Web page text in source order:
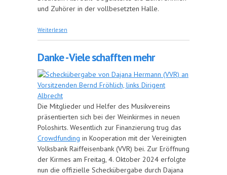
und Zuhörer in der vollbesetzten Halle.
Weiterlesen
Danke - Viele schafften mehr
Die Mitglieder und Helfer des Musikvereins
präsentierten sich bei der Weinkirmes in neuen
Poloshirts. Wesentlich zur Finanzierung trug das
Crowdfunding in Kooperation mit der Vereinigten
Volksbank Raiffeisenbank (VVR) bei. Zur Eröffnung
der Kirmes am Freitag, 4. Oktober 2024 erfolgte
nun die offizielle Scheckübergabe durch Dajana